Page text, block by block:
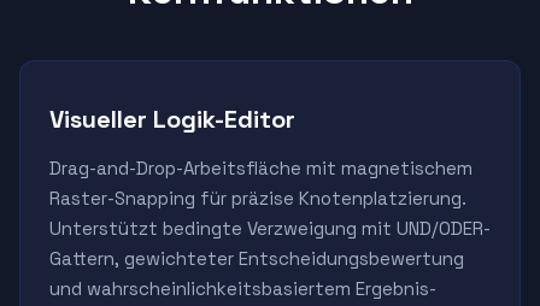
Visueller Logik-Editor
Drag-and-Drop-Arbeitsfläche mit magnetischem
Raster-Snapping für präzise Knotenplatzierung.
Unterstützt bedingte Verzweigung mit UND/ODER-
Gattern, gewichteter Entscheidungsbewertung
und wahrscheinlichkeitsbasiertem Ergebnis-